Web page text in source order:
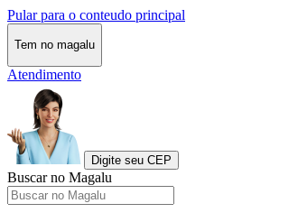
Pular para o conteudo principal
Tem no magalu
Atendimento
Digite seu CEP
Buscar no Magalu